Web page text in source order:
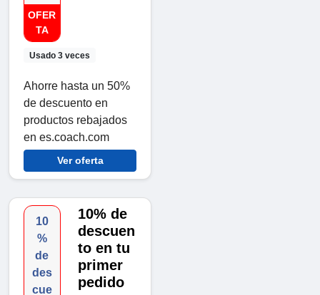
OFER
TA
Usado 3 veces
Ahorre hasta un 50%
de descuento en
productos rebajados
en es.coach.com
Ver oferta
10
%
de
des
cue
10% de
descuen
to en tu
primer
pedido